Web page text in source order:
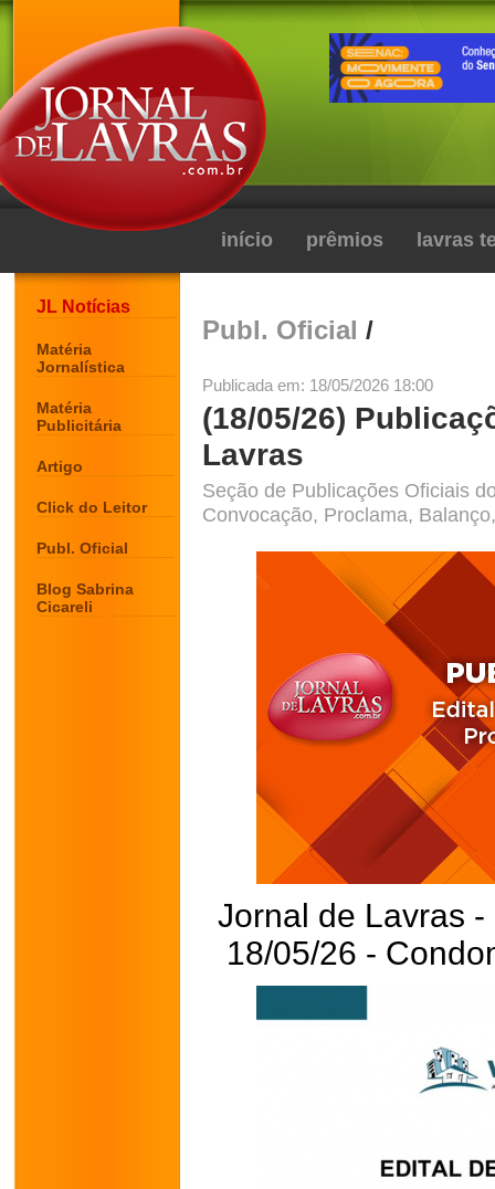
início prêmios lavras
JL Notícias
Matéria
Jornalística
Matéria
Publicitária
Artigo
Click do Leitor
Publ. Oficial
Blog Sabrina
Cicareli
Publ. Oficial /
Publicada em: 18/05/2026 18:00
(18/05/26)
Lavras
Seção de Publicações Oficiais
Convocação, Proclama,
Jornal de Lavras
18/05/26 -